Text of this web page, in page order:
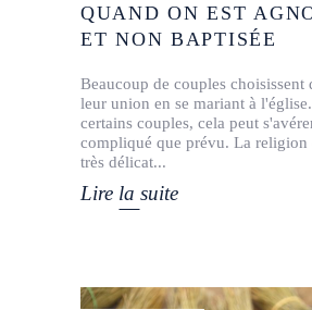
QUAND ON EST
ET NON BAPTISÉE
Beaucoup de couples
leur union en se mariant à
certains couples, cela peut
compliqué que prévu. La religion
très délicat
Lire la suite